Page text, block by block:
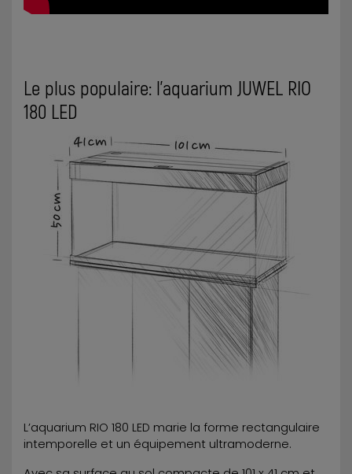
Le plus populaire: l’aquarium JUWEL RIO
180 LED
L’aquarium RIO 180 LED marie la forme rectangulaire
intemporelle et un équipement ultramoderne.